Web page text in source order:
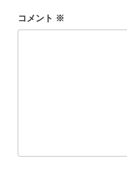
コメント ※